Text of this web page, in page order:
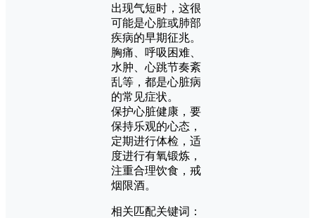
出现气短时，这很
可能是心脏或肺部
疾病的早期征兆。
胸痛、呼吸困难、
水肿、心跳节奏紊
乱等，都是心脏病
的常见症状。
保护心脏健康，要
保持乐观的心态，
定期进行体检，适
度进行有氧锻炼，
注重合理饮食，戒
烟限酒。
相关匹配关键词：